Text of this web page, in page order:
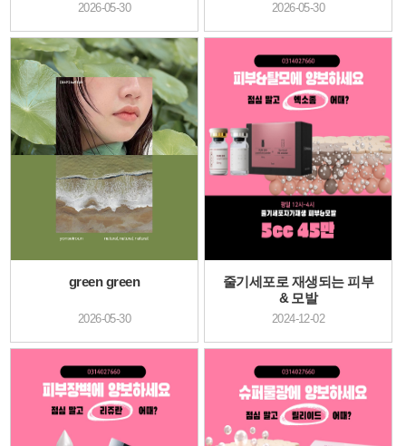
2026-05-30 2026-05-30
green green
2026-05-30
줄기세포로 재생되는 피부
& 모발
2024-12-02